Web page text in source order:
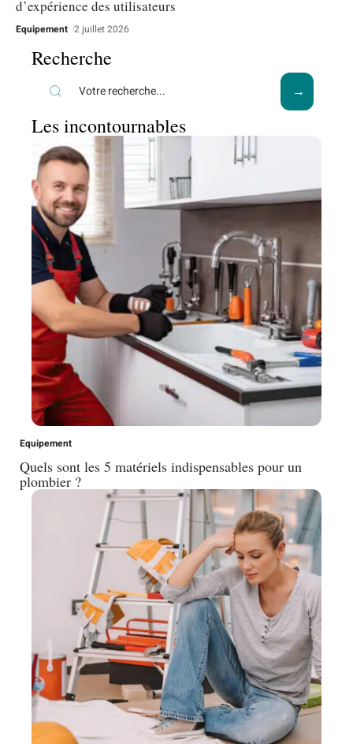
d’expérience des utilisateurs
Equipement 2 juillet 2026
Recherche
Les incontournables
Equipement
Quels sont les 5 matériels indispensables pour un
plombier ?